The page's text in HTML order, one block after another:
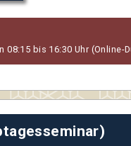
08:15 bis 16:30 Uhr (Online-